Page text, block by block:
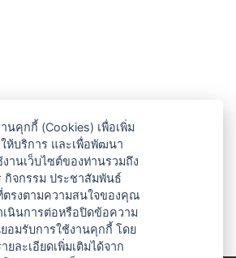
นคุกกี้ (Cookies) เพื่อเพิ่ม
ห้บริการ และเพื่อพัฒนา
านเว็บไซต์ของท่านรวมถึง
กิจกรรม ประชาสัมพันธ์
รงตามความสนใจของคุณ
นินการต่อหรือปิดข้อความ
อมรับการใช้งานคุกกี้ โดย
ละเอียดเพิ่มเติมได้จาก